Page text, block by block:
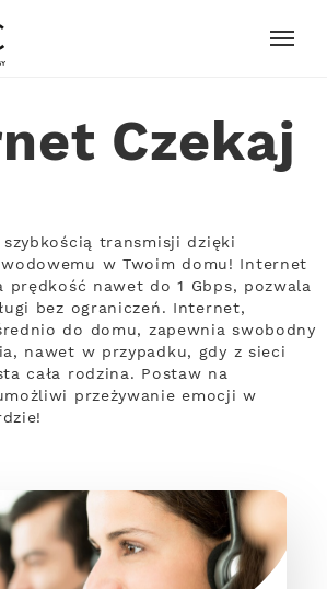
Czekaj
szybkością transmisji dzięki
w Twoim domu! Internet
prędkość nawet do 1 Gbps, pozwala
bez ograniczeń. Internet,
do domu, zapewnia swobodny
nawet w przypadku, gdy z sieci
cała rodzina. Postaw na
przeżywanie emocji w